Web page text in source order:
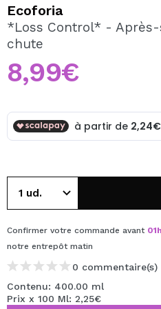
En créant un compte sur
effectuer vos achats
Ecoforia
*Loss Control* -
chute
8,99€
Confirmer votre commande avant 01h
notre entrepôt matin
0 commentaire(s)
Contenu: 400.00 ml
Prix x 100 Ml: 2,25€